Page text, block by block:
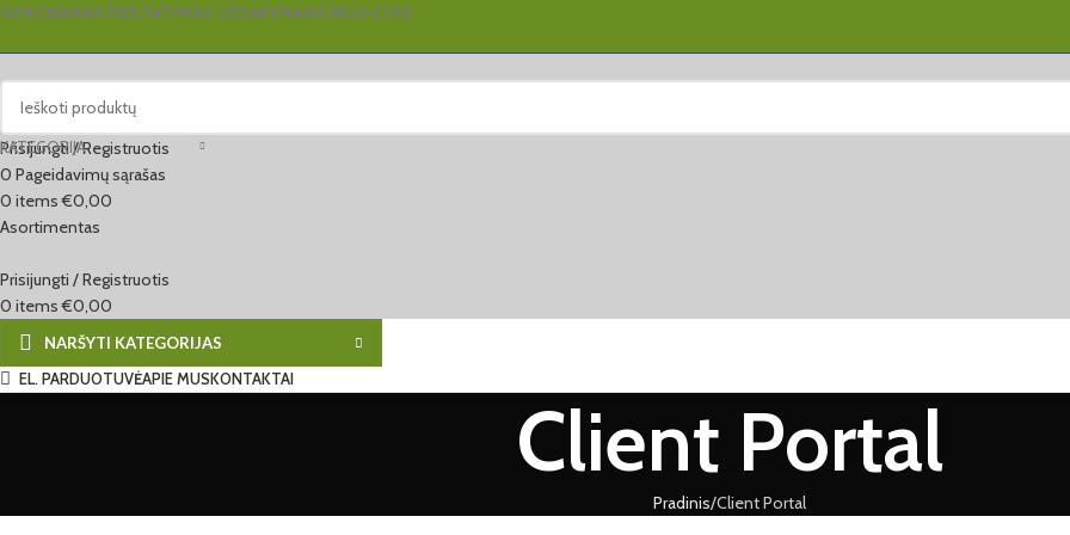
NEMOKAMAS PRISTATYMAS UŽSAKYMAMS NUO €250
KATEGORIJA
Prisijungti / Registruotis
0 Pageidavimų sąrašas
0 items €0,00
Asortimentas
Prisijungti / Registruotis
0 items €0,00
NARŠYTI KATEGORIJAS
EL. PARDUOTUVĖAPIE MUSKONTAKTAI
Client Portal
Pradinis Client Portal